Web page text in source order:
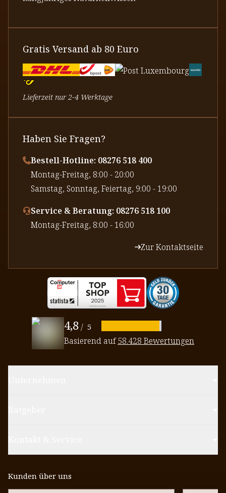
Gratis Versand ab 80 Euro
Lieferzeit nur 2-4 Werktage
Haben Sie Fragen?
Bestell-Hotline: 08276 518 400
⁠Montag-Freitag, 8:00 - 20:00
⁠Samstag, Sonntag, Feiertag, 9:00 - 19:00
Service & Beratung: 08276 518 100
⁠Montag-Freitag, 8:00 - 16:00
Zur Kontaktseite
4,8/ 5
Basierend auf58.428 Bewertungen
Kunden über uns